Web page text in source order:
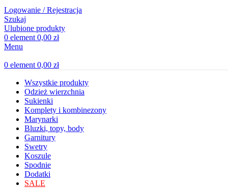
Logowanie / Rejestracja
Szukaj
Ulubione produkty
0 element 0,00 zł
Menu
0 element 0,00 zł
Wszystkie produkty
Odzież wierzchnia
Sukienki
Komplety i kombinezony
Marynarki
Bluzki, topy, body
Garnitury
Swetry
Koszule
Spodnie
Dodatki
SALE